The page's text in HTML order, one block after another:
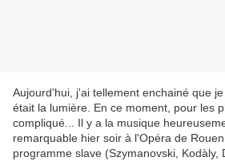
Aujourd'hui, j'ai tellement enchainé que
était la lumière. En ce moment, pour les
compliqué... Il y a la musique
remarquable hier soir à l'Opéra de
programme slave (Szymanovski, Kodàly,